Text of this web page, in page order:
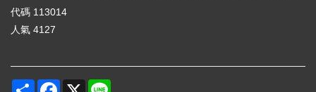
代碼 113014
人氣 4127
Share Facebook
X